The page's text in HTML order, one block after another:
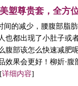
塑尊贵套，全方
间的减少，腰腹部脂
也都出现了小肚子或
腹部该怎么快速减肥
效果会更好！柳妡·腹
详细内容]